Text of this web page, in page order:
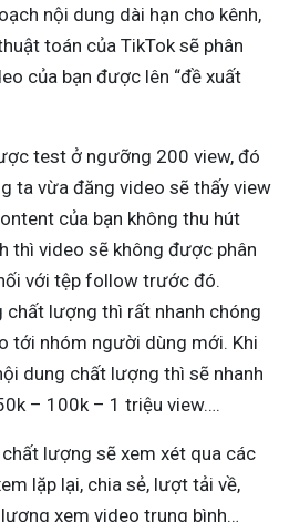
nội dung dài hạn cho kênh,
toán của TikTok sẽ phân
của bạn được lên “đề xuất
test ở ngưỡng 200 view, đó
ta vừa đăng video sẽ thấy view
của bạn không thu hút
thì video sẽ không được phân
với tệp follow trước đó.
chất lượng thì rất nhanh chóng
tới nhóm người dùng mới. Khi
dung chất lượng thì sẽ nhanh
– 100k – 1 triệu view….
lượng sẽ xem xét qua các
lặp lại, chia sẻ, lượt tải về,
xem video trung bình…